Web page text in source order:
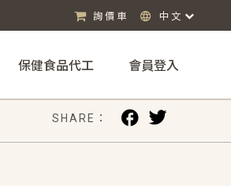
詢價車 中文
保健食品代工 會員登入
SHARE：